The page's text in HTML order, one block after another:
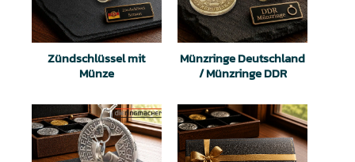
Zündschlüssel mit
Münze
Münzringe Deutschland
/ Münzringe DDR